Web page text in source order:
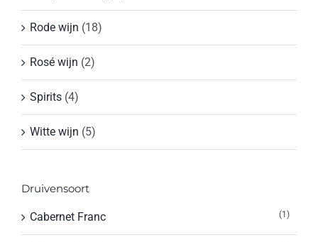
Rode wijn (18)
Rosé wijn (2)
Spirits (4)
Witte wijn (5)
Druivensoort
Cabernet Franc (1)